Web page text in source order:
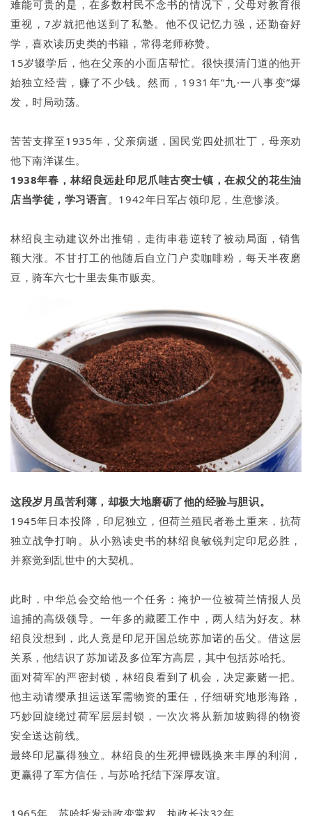
难能可贵的是，在多数村民不念书的情况下，父母对教育很
重视，7岁就把他送到了私塾。他不仅记忆力强，还勤奋好
学，喜欢读历史类的书籍，常得老师称赞。
15岁辍学后，他在父亲的小面店帮忙。很快摸清门道的他开
始独立经营，赚了不少钱。然而，1931年“九·一八事变”爆
发，时局动荡。
苦苦支撑至1935年，父亲病逝，国民党四处抓壮丁，母亲劝
他下南洋谋生。
1938年春，林绍良远赴印尼爪哇古突士镇，在叔父的花生油
店当学徒，学习语言。1942年日军占领印尼，生意惨淡。
林绍良主动建议外出推销，走街串巷逆转了被动局面，销售
额大涨。不甘打工的他随后自立门户卖咖啡粉，每天半夜磨
豆，骑车六七十里去集市贩卖。
这段岁月虽苦利薄，却极大地磨砺了他的经验与胆识。
1945年日本投降，印尼独立，但荷兰殖民者卷土重来，抗荷
独立战争打响。从小熟读史书的林绍良敏锐判定印尼必胜，
并察觉到乱世中的大契机。
此时，中华总会交给他一个任务：掩护一位被荷兰情报人员
追捕的高级领导。一年多的藏匿工作中，两人结为好友。林
绍良没想到，此人竟是印尼开国总统苏加诺的岳父。借这层
关系，他结识了苏加诺及多位军方高层，其中包括苏哈托。
面对荷军的严密封锁，林绍良看到了机会，决定豪赌一把。
他主动请缨承担运送军需物资的重任，仔细研究地形海路，
巧妙回旋绕过荷军层层封锁，一次次将从新加坡购得的物资
安全送达前线。
最终印尼赢得独立。林绍良的生死押镖既换来丰厚的利润，
更赢得了军方信任，与苏哈托结下深厚友谊。
1965年，苏哈托发动政变掌权，执政长达32年。